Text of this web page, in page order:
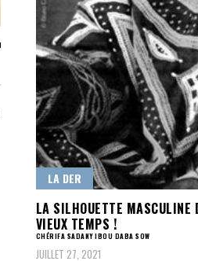
LA DER
LA SILHOUETTE MASCULINE
VIEUX TEMPS !
CHÉRIFA SADANY IBOU DABA SOW
JUILLET 27, 2021